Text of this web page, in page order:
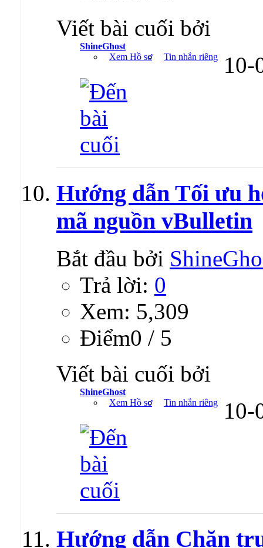
Viết bài cuối bởi
ShineGhost
Xem Hồ sơ
Tin nhắn riêng
Hướng dẫn Tối ưu
mã nguồn vBulletin
Bắt đầu bởi
Trả lời: 0
Xem: 5,309
Ðiểm0 / 5
Viết bài cuối bởi
ShineGhost
Xem Hồ sơ
Tin nhắn riêng
Hướng dẫn Chặn